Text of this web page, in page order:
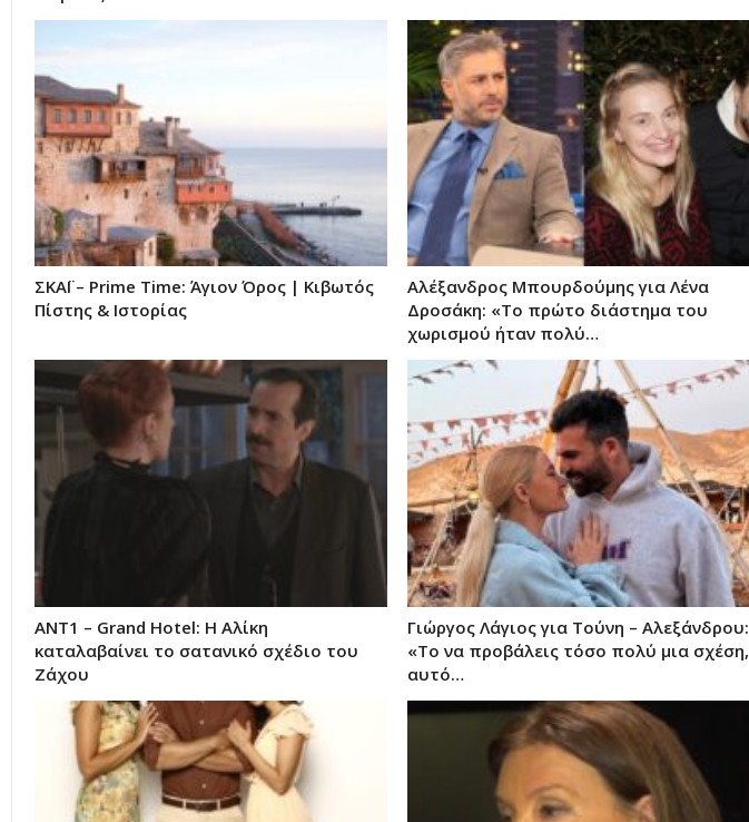
ΣΚΑΪ – Prime Time: Άγιον Όρος | Κιβωτός
Πίστης & Ιστορίας
Αλέξανδρος Μπουρδούμης για Λένα
Δροσάκη: «Το πρώτο διάστημα του
χωρισμού ήταν πολύ…
ΑΝΤ1 – Grand Hotel: Η Αλίκη
καταλαβαίνει το σατανικό σχέδιο του
Ζάχου
Γιώργος Λάγιος για Τούνη – Αλεξάνδρου:
«Το να προβάλεις τόσο πολύ μια σχέση,
αυτό…